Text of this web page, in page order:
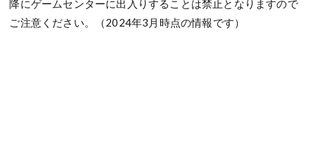
降にゲームセンターに出入りすることは禁止となりますので
ご注意ください。（2024年3月時点の情報です）